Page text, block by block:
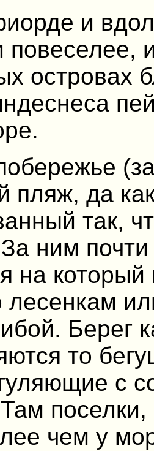
и
повеселее,
островах
пляж, да
так,
ним
на
Берег
то
с
Там
чем у